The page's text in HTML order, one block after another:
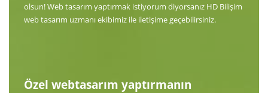
olsun! Web tasarım yaptırmak istiyorum diyorsanız HD Bilişim
web tasarım uzmanı ekibimiz ile iletişime geçebilirsiniz.
Özel webtasarım yaptırmanın